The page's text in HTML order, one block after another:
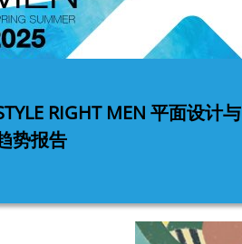
RIGHT MEN 平面设计与
势报告